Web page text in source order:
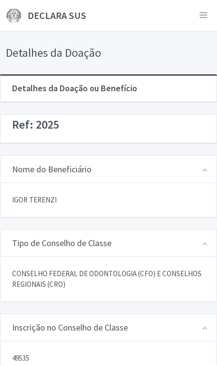
DECLARA SUS
Detalhes da Doação
Detalhes da Doação ou Benefício
Ref: 2025
Nome do Beneficiário
IGOR TERENZI
Tipo de Conselho de Classe
CONSELHO FEDERAL DE ODONTOLOGIA (CFO) E CONSELHOS
REGIONAIS (CRO)
Inscrição no Conselho de Classe
49535